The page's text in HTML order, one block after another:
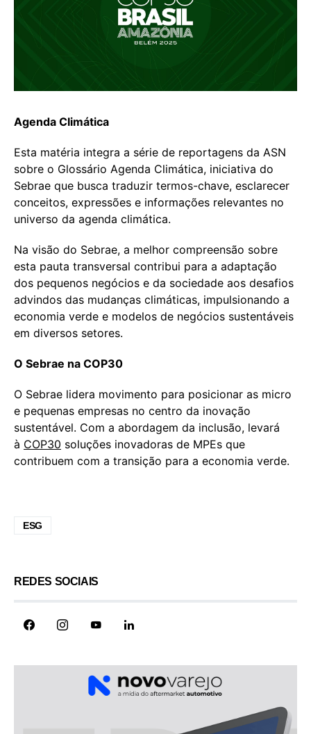
Agenda Climática
Esta matéria integra a série de reportagens da ASN
sobre o Glossário Agenda Climática, iniciativa do
Sebrae que busca traduzir termos-chave, esclarecer
conceitos, expressões e informações relevantes no
universo da agenda climática.
Na visão do Sebrae, a melhor compreensão sobre
esta pauta transversal contribui para a adaptação
dos pequenos negócios e da sociedade aos desafios
advindos das mudanças climáticas, impulsionando a
economia verde e modelos de negócios sustentáveis
em diversos setores.
O Sebrae na COP30
O Sebrae lidera movimento para posicionar as micro
e pequenas empresas no centro da inovação
sustentável. Com a abordagem da inclusão, levará
à COP30 soluções inovadoras de MPEs que
contribuem com a transição para a economia verde.
ESG
REDES SOCIAIS